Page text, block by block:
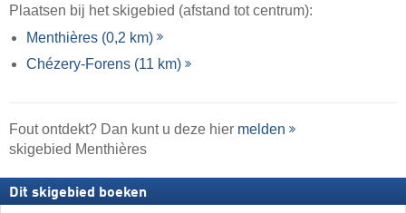
Plaatsen bij het skigebied (afstand tot centrum):
Menthières (0,2 km)
Chézery-Forens (11 km)
Fout ontdekt? Dan kunt u deze hier melden
skigebied Menthières
Dit skigebied boeken